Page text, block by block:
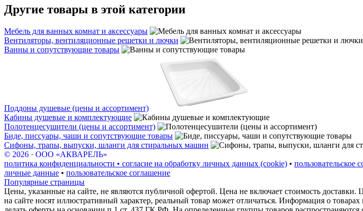
Другие товары в этой категории
Мебель для ванных комнат и аксессуары
Вентиляторы, вентиляционные решетки и лючки
Ванны и сопутствующие товары
Поддоны душевые (цены и ассортимент)
Кабины душевые и комплектующие
Полотенцесушители (цены и ассортимент)
Биде, писсуары, чаши и сопутствующие товары
Сифоны, трапы, выпуски, шланги для стиральных машин
© 2026 · ООО «АКВАРЕЛЬ»
политика конфиденциальности • согласие на обработку личных данных (cookie) • пользовательское
личные данные • пользовательское соглашение
Популярные страницы
Цены, указанные на сайте, не являются публичной офертой. Цена не включает стоимость
на сайте носят иллюстративный характер, реальный товар может отличаться. Информация о